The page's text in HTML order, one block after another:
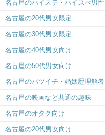
『初めて婚活する方も安心』東海No.1の
名古屋のハイステ・ハイスぺ男性
名古屋の20代男女限定
名古屋の30代男女限定
名古屋の40代男女向け
名古屋の50代男女向け
名古屋のバツイチ・婚姻歴理解者
名古屋の映画など共通の趣味
名古屋のオタク向け
名古屋の20代男女向け